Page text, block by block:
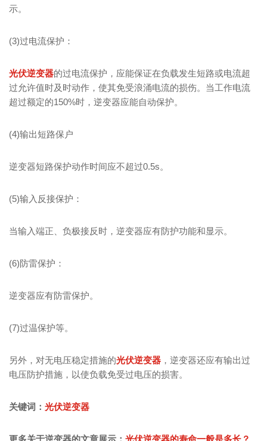
示。
(3)过电流保护：
光伏逆变器的过电流保护，应能保证在负载发生短路或电流超
过允许值时及时动作，使其免受浪涌电流的损伤。当工作电流
超过额定的150%时，逆变器应能自动保护。
(4)输出短路保户
逆变器短路保护动作时间应不超过0.5s。
(5)输入反接保护：
当输入端正、负极接反时，逆变器应有防护功能和显示。
(6)防雷保护：
逆变器应有防雷保护。
(7)过温保护等。
另外，对无电压稳定措施的光伏逆变器 ，逆变器还应有输出过
电压防护措施，以使负载免受过电压的损害。
关键词： 光伏逆变器
更多关于逆变器的文章展示： 光伏逆变器的寿命一般是多长？